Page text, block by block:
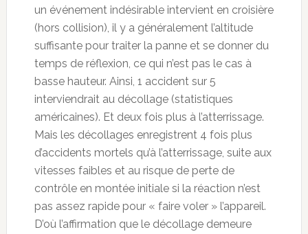
un événement indésirable intervient en croisière
(hors collision), il y a généralement l’altitude
suffisante pour traiter la panne et se donner du
temps de réflexion, ce qui n’est pas le cas à
basse hauteur. Ainsi, 1 accident sur 5
interviendrait au décollage (statistiques
américaines). Et deux fois plus à l’atterrissage.
Mais les décollages enregistrent 4 fois plus
d’accidents mortels qu’à l’atterrissage, suite aux
vitesses faibles et au risque de perte de
contrôle en montée initiale si la réaction n’est
pas assez rapide pour « faire voler » l’appareil.
D’où l’affirmation que le décollage demeure